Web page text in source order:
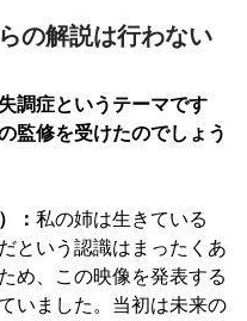
の解説は行わない
調症というテーマです
監修を受けたのでしょう
： 私の姉は生きている
という認識はまったくあ
め、この映像を発表する
いました。当初は未来の